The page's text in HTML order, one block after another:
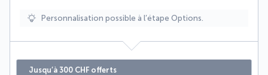
Personnalisation possible à l’étape Options.
Jusqu’à 300 CHF offerts